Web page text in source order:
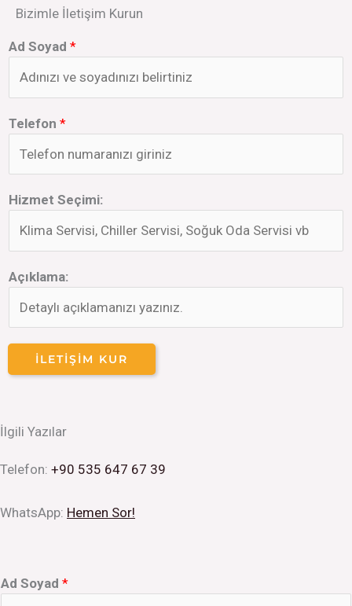
Bizimle İletişim Kurun
Ad Soyad *
Telefon *
Hizmet Seçimi:
Açıklama:
İLETIŞIM KUR
İlgili Yazılar
Telefon: +90 535 647 67 39
WhatsApp: Hemen Sor!
Ad Soyad *